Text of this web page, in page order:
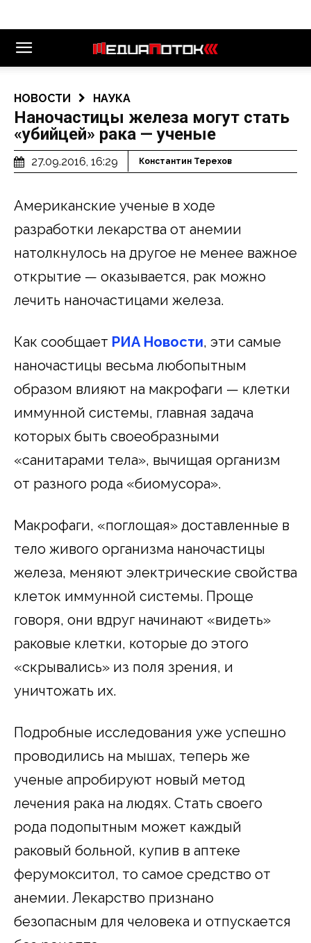
НОВОСТИ НАУКА
Наночастицы железа могут стать
«убийцей» рака — ученые
27.09.2016, 16:29 Константин Терехов
Американские ученые в ходе
разработки лекарства от анемии
натолкнулось на другое не менее важное
открытие — оказывается, рак можно
лечить наночастицами железа.
Как сообщает РИА Новости, эти самые
наночастицы весьма любопытным
образом влияют на макрофаги — клетки
иммунной системы, главная задача
которых быть своеобразными
«санитарами тела», вычищая организм
от разного рода «биомусора».
Макрофаги, «поглощая» доставленные в
тело живого организма наночастицы
железа, меняют электрические свойства
клеток иммунной системы. Проще
говоря, они вдруг начинают «видеть»
раковые клетки, которые до этого
«скрывались» из поля зрения, и
уничтожать их.
Подробные исследования уже успешно
проводились на мышах, теперь же
ученые апробируют новый метод
лечения рака на людях. Стать своего
рода подопытным может каждый
раковый больной, купив в аптеке
ферумокситол, то самое средство от
анемии. Лекарство признано
безопасным для человека и отпускается